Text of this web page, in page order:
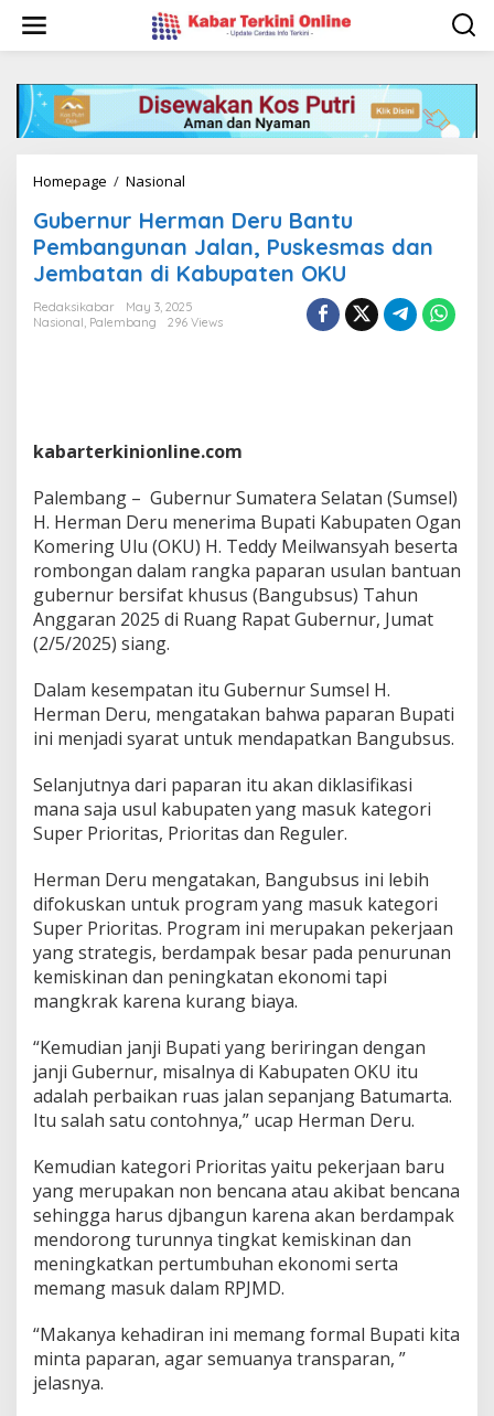
i
Homepage / Nasional
b
e
r
n
u
r
D
r
u
B
a
n
t
u
b
a
n
u
n
a
n
a
l
a
n
,
P
u
e
s
m
a
a
n
J
e
m
b
a
a
n
Gubernur Herman Deru Bantu
Pembangunan Jalan, Puskesmas dan
Jembatan di Kabupaten OKU
Redaksikabar
May 3, 2025
Nasional, Palembang 296 Views
kabarterkinionline.com
Palembang – Gubernur Sumatera Selatan (Sumsel)
H. Herman Deru menerima Bupati Kabupaten Ogan
Komering Ulu (OKU) H. Teddy Meilwansyah beserta
rombongan dalam rangka paparan usulan bantuan
gubernur bersifat khusus (Bangubsus) Tahun
Anggaran 2025 di Ruang Rapat Gubernur, Jumat
(2/5/2025) siang.
Dalam kesempatan itu Gubernur Sumsel H.
Herman Deru, mengatakan bahwa paparan Bupati
ini menjadi syarat untuk mendapatkan Bangubsus.
Selanjutnya dari paparan itu akan diklasifikasi
mana saja usul kabupaten yang masuk kategori
Super Prioritas, Prioritas dan Reguler.
Herman Deru mengatakan, Bangubsus ini lebih
difokuskan untuk program yang masuk kategori
Super Prioritas. Program ini merupakan pekerjaan
yang strategis, berdampak besar pada penurunan
kemiskinan dan peningkatan ekonomi tapi
mangkrak karena kurang biaya.
“Kemudian janji Bupati yang beriringan dengan
janji Gubernur, misalnya di Kabupaten OKU itu
adalah perbaikan ruas jalan sepanjang Batumarta.
Itu salah satu contohnya,” ucap Herman Deru.
Kemudian kategori Prioritas yaitu pekerjaan baru
yang merupakan non bencana atau akibat bencana
sehingga harus djbangun karena akan berdampak
mendorong turunnya tingkat kemiskinan dan
meningkatkan pertumbuhan ekonomi serta
memang masuk dalam RPJMD.
“Makanya kehadiran ini memang formal Bupati kita
minta paparan, agar semuanya transparan, ”
jelasnya.